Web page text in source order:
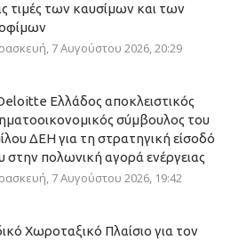
τιμές των καυσίμων και των
7 Αυγούστου 2026, 20:29
Ελλάδος αποκλειστικός
σύμβουλος του
ΔΕΗ για τη στρατηγική είσοδό
στην πολωνική αγορά ενέργειας
7 Αυγούστου 2026, 19:42
Χωροταξικό Πλαίσιο για τον